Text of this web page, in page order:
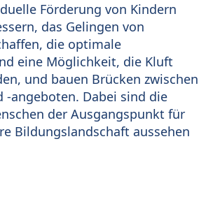
Förderung von Kindern
das Gelingen von
die optimale
eine Möglichkeit, die Kluft
und bauen Brücken zwischen
angeboten. Dabei sind die
der Ausgangspunkt für
Bildungslandschaft aussehen